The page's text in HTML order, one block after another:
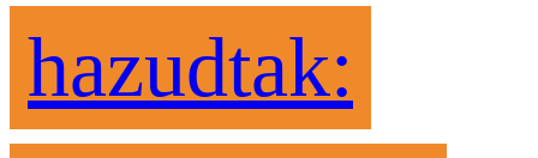
hazudtak: